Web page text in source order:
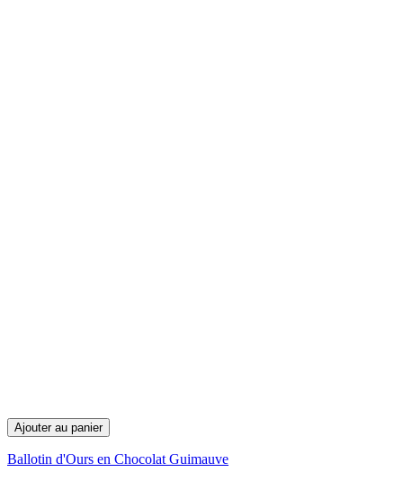
Ajouter au panier
Ballotin d'Ours en Chocolat Guimauve